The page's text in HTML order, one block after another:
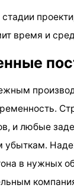
время и
и любые
убыткам.
в нужных